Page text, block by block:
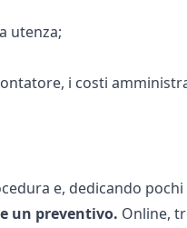
utenza;
i costi
e, dedicando
un preventivo. Online,